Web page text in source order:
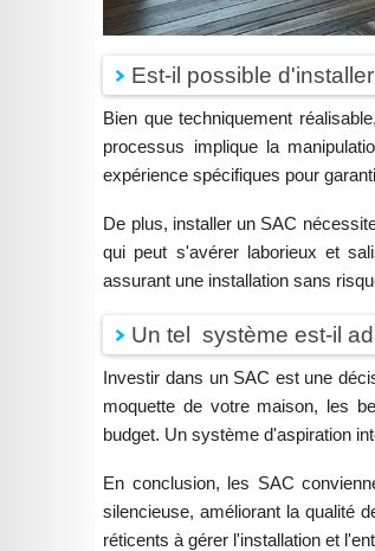
Est-il possible
Bien que techniquement
processus implique la
expérience spécifiques pour
De plus, installer un SAC
qui peut s'avérer laborieux et
assurant une installation sans
Un tel système est-il
Investir dans un SAC est une
moquette de votre maison, les
budget. Un système d'aspiration
En conclusion, les SAC
silencieuse, améliorant la qualité
réticents à gérer l'installation et